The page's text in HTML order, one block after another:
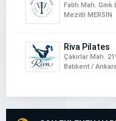
Fatih Mah. Gmk
Mezitli MERSİN
Riva Pilates
Çakırlar Mah.
Batıkent / Ankara